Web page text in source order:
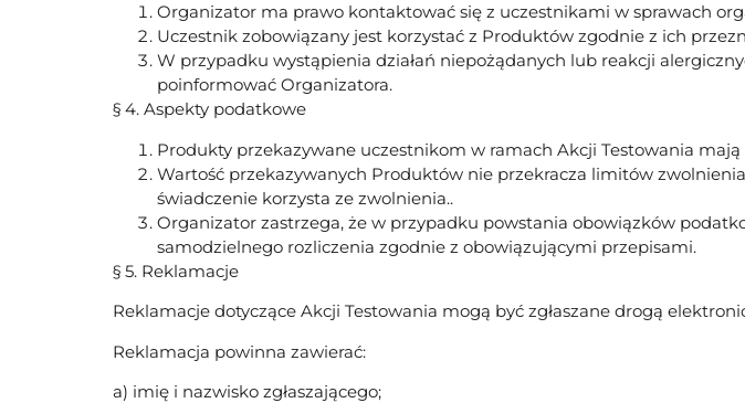
Organizator ma prawo kontaktować się z uczestnikami w sprawach
Uczestnik zobowiązany jest korzystać z Produktów zgodnie z ich
W przypadku wystąpienia działań niepożądanych lub reakcji
poinformować Organizatora.
§ 4. Aspekty podatkowe
Produkty przekazywane uczestnikom w ramach Akcji Testowania
Wartość przekazywanych Produktów nie przekracza limitów
świadczenie korzysta ze zwolnienia..
Organizator zastrzega, że w przypadku powstania obowiązków
samodzielnego rozliczenia zgodnie z obowiązującymi przepisami.
§ 5. Reklamacje
Reklamacje dotyczące Akcji Testowania mogą być zgłaszane drogą
Reklamacja powinna zawierać:
a) imię i nazwisko zgłaszającego;